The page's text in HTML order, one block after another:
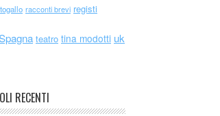
racconti brevi registi
teatro tina modotti uk
RECENTI